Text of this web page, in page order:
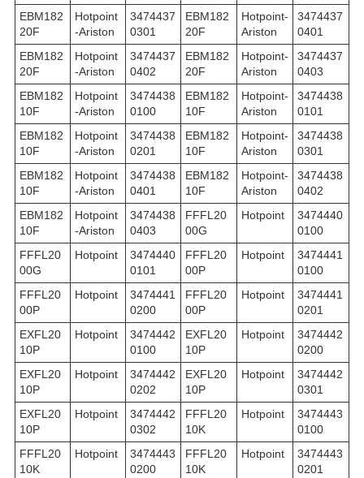
EBM182
20F
Hotpoint
-Ariston
3474437
0301
EBM182
20F
Hotpoint-
Ariston
3474437
0401
EBM182
20F
Hotpoint
-Ariston
3474437
0402
EBM182
20F
Hotpoint-
Ariston
3474437
0403
EBM182
10F
Hotpoint
-Ariston
3474438
0100
EBM182
10F
Hotpoint-
Ariston
3474438
0101
EBM182
10F
Hotpoint
-Ariston
3474438
0201
EBM182
10F
Hotpoint-
Ariston
3474438
0301
EBM182
10F
Hotpoint
-Ariston
3474438
0401
EBM182
10F
Hotpoint-
Ariston
3474438
0402
EBM182
10F
Hotpoint
-Ariston
3474438
0403
FFFL20
00G
Hotpoint
3474440
0100
FFFL20
00G
Hotpoint
3474440
0101
FFFL20
00P
Hotpoint
3474441
0100
FFFL20
00P
Hotpoint
3474441
0200
FFFL20
00P
Hotpoint
3474441
0201
EXFL20
10P
Hotpoint
3474442
0100
EXFL20
10P
Hotpoint
3474442
0200
EXFL20
10P
Hotpoint
3474442
0202
EXFL20
10P
Hotpoint
3474442
0301
EXFL20
10P
Hotpoint
3474442
0302
FFFL20
10K
Hotpoint
3474443
0100
FFFL20
10K
Hotpoint
3474443
0200
FFFL20
10K
Hotpoint
3474443
0201